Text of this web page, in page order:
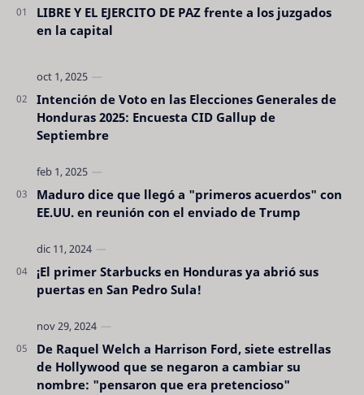
LIBRE Y EL EJERCITO DE PAZ frente a los juzgados
en la capital
Intención de Voto en las Elecciones Generales de
Honduras 2025: Encuesta CID Gallup de
Septiembre
Maduro dice que llegó a "primeros acuerdos" con
EE.UU. en reunión con el enviado de Trump
¡El primer Starbucks en Honduras ya abrió sus
puertas en San Pedro Sula!
De Raquel Welch a Harrison Ford, siete estrellas
de Hollywood que se negaron a cambiar su
nombre: "pensaron que era pretencioso"